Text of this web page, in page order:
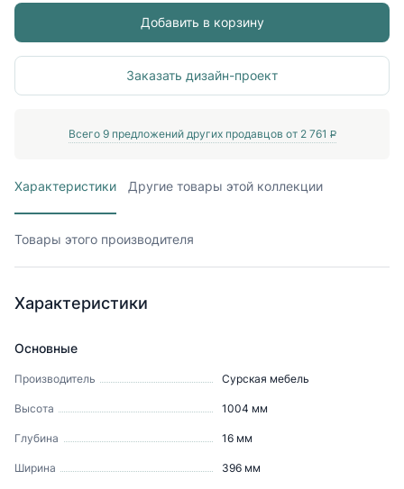
Добавить в корзину
Заказать дизайн-проект
Всего 9предложений других продавцов от 2 761 P
Характеристики Другие товары этой коллекции
Товары этого производителя
Характеристики
Основные
Производитель Сурская мебель
Высота 1004 мм
Глубина 16 мм
Ширина 396 мм